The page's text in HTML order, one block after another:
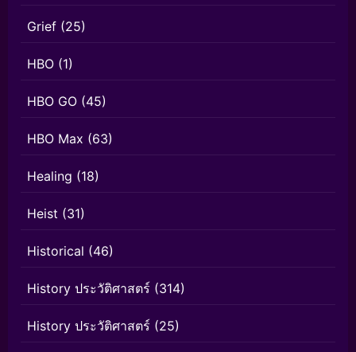
Grief (25)
HBO (1)
HBO GO (45)
HBO Max (63)
Healing (18)
Heist (31)
Historical (46)
History ประวัติศาสตร์ (314)
History ประวัติศาสตร์ (25)